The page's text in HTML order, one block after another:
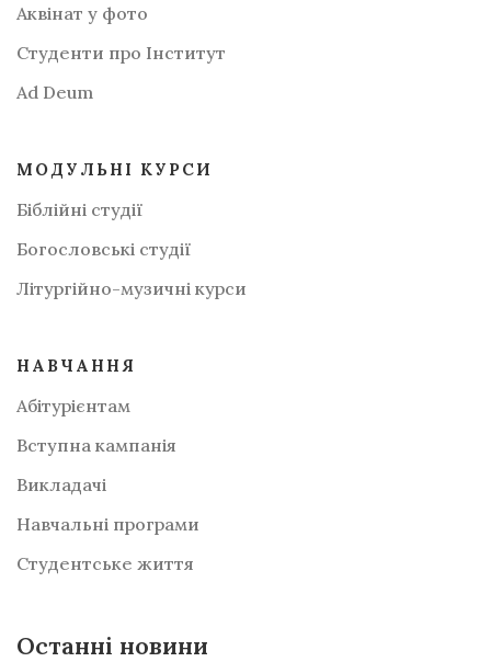
Аквінат у фото
Студенти про Інститут
Аd Deum
МОДУЛЬНІ КУРСИ
Біблійні студії
Богословські студії
Літургійно-музичні курси
НАВЧАННЯ
Абітурієнтам
Вступна кампанія
Викладачі
Навчальні програми
Студентське життя
Останні новини